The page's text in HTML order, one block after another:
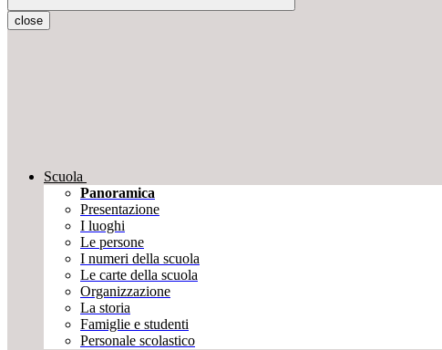
close
Scuola
Panoramica
Presentazione
I luoghi
Le persone
I numeri della scuola
Le carte della scuola
Organizzazione
La storia
Famiglie e studenti
Personale scolastico